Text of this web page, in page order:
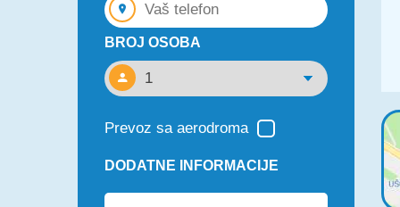
BROJ OSOBA
Prevoz sa aerodroma
DODATNE INFORMACIJE